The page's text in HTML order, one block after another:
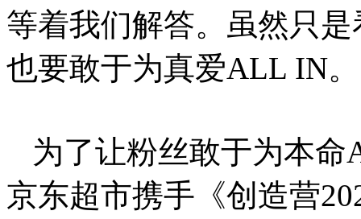
时
候
是
会
勇
气
说
等着我们解答。虽然只
也要敢于为真爱ALL IN。
为了让粉丝敢于为本命
京东超市携手《创造营